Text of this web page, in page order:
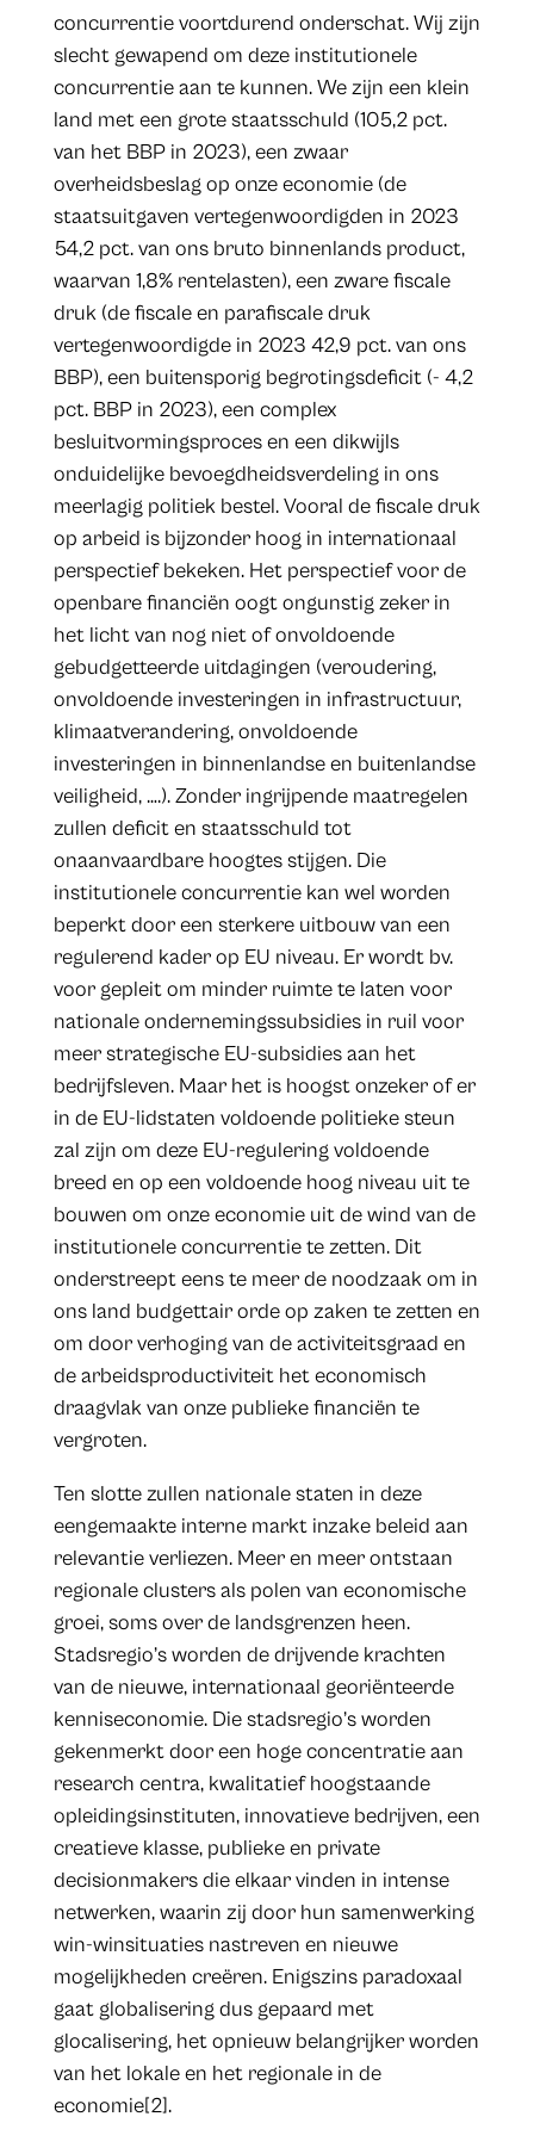
concurrentie voortdurend onderschat. Wij zijn
slecht gewapend om deze institutionele
concurrentie aan te kunnen. We zijn een klein
land met een grote staatsschuld (105,2 pct.
van het BBP in 2023), een zwaar
overheidsbeslag op onze economie (de
staatsuitgaven vertegenwoordigden in 2023
54,2 pct. van ons bruto binnenlands product,
waarvan 1,8% rentelasten), een zware fiscale
druk (de fiscale en parafiscale druk
vertegenwoordigde in 2023 42,9 pct. van ons
BBP), een buitensporig begrotingsdeficit (- 4,2
pct. BBP in 2023), een complex
besluitvormingsproces en een dikwijls
onduidelijke bevoegdheidsverdeling in ons
meerlagig politiek bestel. Vooral de fiscale druk
op arbeid is bijzonder hoog in internationaal
perspectief bekeken. Het perspectief voor de
openbare financiën oogt ongunstig zeker in
het licht van nog niet of onvoldoende
gebudgetteerde uitdagingen (veroudering,
onvoldoende investeringen in infrastructuur,
klimaatverandering, onvoldoende
investeringen in binnenlandse en buitenlandse
veiligheid, ….). Zonder ingrijpende maatregelen
zullen deficit en staatsschuld tot
onaanvaardbare hoogtes stijgen. Die
institutionele concurrentie kan wel worden
beperkt door een sterkere uitbouw van een
regulerend kader op EU niveau. Er wordt bv.
voor gepleit om minder ruimte te laten voor
nationale ondernemingssubsidies in ruil voor
meer strategische EU-subsidies aan het
bedrijfsleven. Maar het is hoogst onzeker of er
in de EU-lidstaten voldoende politieke steun
zal zijn om deze EU-regulering voldoende
breed en op een voldoende hoog niveau uit te
bouwen om onze economie uit de wind van de
institutionele concurrentie te zetten. Dit
onderstreept eens te meer de noodzaak om in
ons land budgettair orde op zaken te zetten en
om door verhoging van de activiteitsgraad en
de arbeidsproductiviteit het economisch
draagvlak van onze publieke financiën te
vergroten.
Ten slotte zullen nationale staten in deze
eengemaakte interne markt inzake beleid aan
relevantie verliezen. Meer en meer ontstaan
regionale clusters als polen van economische
groei, soms over de landsgrenzen heen.
Stadsregio’s worden de drijvende krachten
van de nieuwe, internationaal georiënteerde
kenniseconomie. Die stadsregio’s worden
gekenmerkt door een hoge concentratie aan
research centra, kwalitatief hoogstaande
opleidingsinstituten, innovatieve bedrijven, een
creatieve klasse, publieke en private
decisionmakers die elkaar vinden in intense
netwerken, waarin zij door hun samenwerking
win-winsituaties nastreven en nieuwe
mogelijkheden creëren. Enigszins paradoxaal
gaat globalisering dus gepaard met
glocalisering, het opnieuw belangrijker worden
van het lokale en het regionale in de
economie[2].